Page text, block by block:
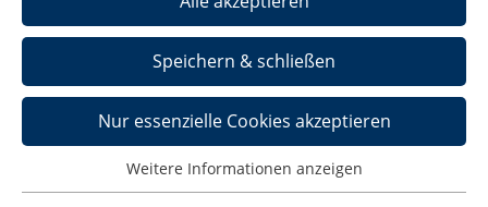
Speichern & schließen
Nur essenzielle Cookies akzeptieren
Weitere Informationen anzeigen
29. Mai 2026 - Tagung des NEGZ